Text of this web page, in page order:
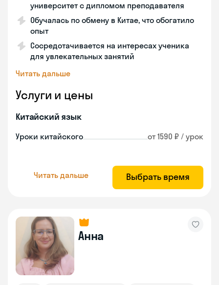
университет с дипломом преподавателя
Обучалась по обмену в Китае, что обогатило
опыт
Сосредотачивается на интересах ученика
для увлекательных занятий
Читать дальше
Услуги и цены
Китайский язык
Уроки китайского от 1590 ₽ / урок
Читать дальше Выбрать время
Анна